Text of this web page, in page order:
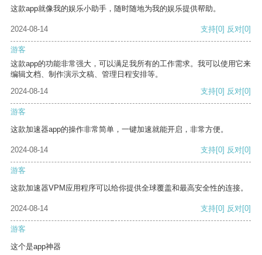
这款app就像我的娱乐小助手，随时随地为我的娱乐提供帮助。
2024-08-14 支持[0] 反对[0]
游客
这款app的功能非常强大，可以满足我所有的工作需求。我可以使用它来
编辑文档、制作演示文稿、管理日程安排等。
2024-08-14
支持[0] 反对[0]
游客
这款加速器app的操作非常简单，一键加速就能开启，非常方便。
2024-08-14 支持[0] 反对[0]
游客
这款加速器VPM应用程序可以给你提供全球覆盖和最高安全性的连接。
2024-08-14 支持[0] 反对[0]
游客
这个是app神器